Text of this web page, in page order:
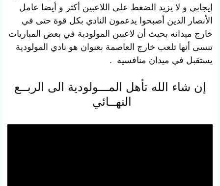
إيجابي و لا يزيد الضغط على اللاعبين أكثر و أيضا عامل
الأنصار الذين أصبحوا يدعمون النادي بكل قوة حتى في
خارج ميدانه بحيث أن لاعبين المولودية في بعض المباريات
تنسى أنها تلعب خارج العاصمة بعنوان هو نادي المولودية
يستقبل في ميدان منافسيه .
إن شاء الله تأهل المـــولودية الى الربــع
النهــائي